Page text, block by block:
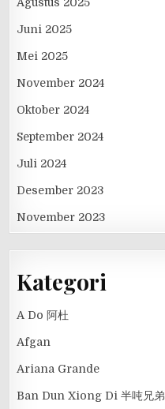
Agustus 2025
Juni 2025
Mei 2025
November 2024
Oktober 2024
September 2024
Juli 2024
Desember 2023
November 2023
Kategori
A Do 阿杜
Afgan
Ariana Grande
Ban Dun Xiong Di 半吨兄弟